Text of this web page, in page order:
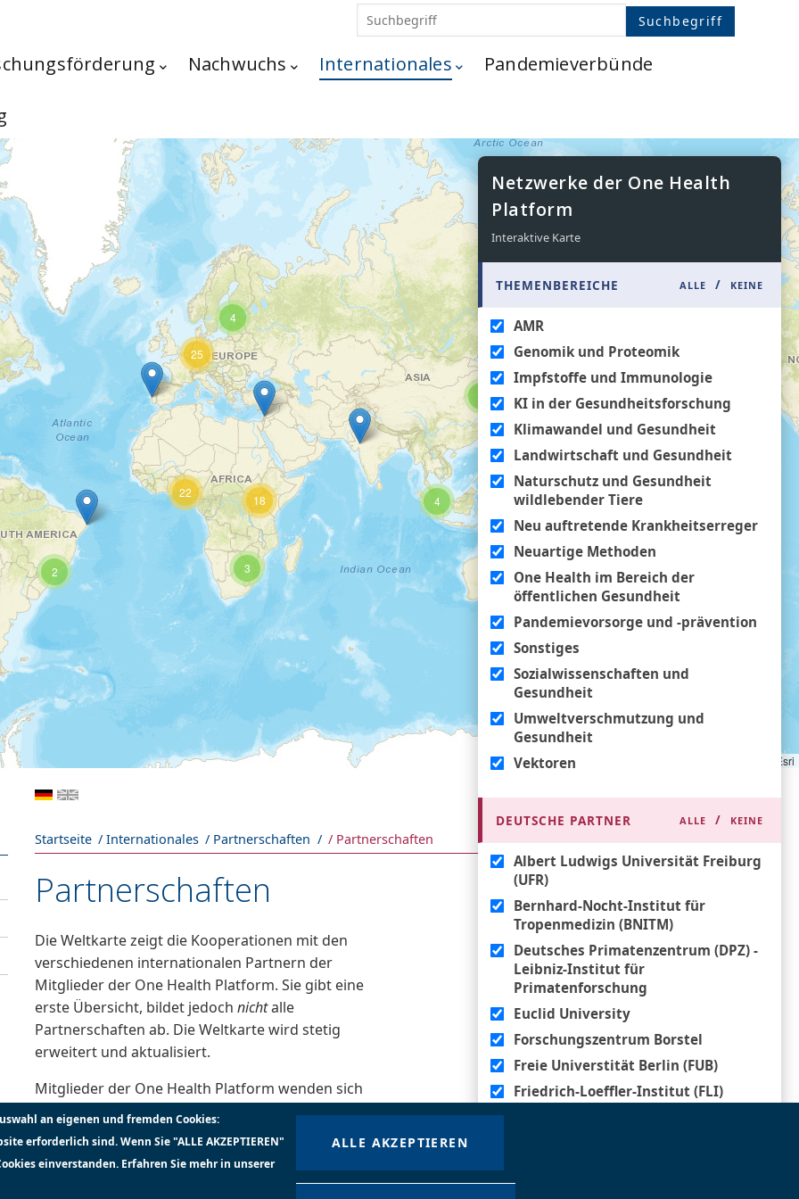
Nachwuchs Internationales Pandemieverbünde
Netzwerke der One Health
Platform
Interaktive Karte
THEMENBEREICHE ALLE / KEINE
AMR
Genomik und Proteomik
Impfstoffe und Immunologie
KI in der Gesundheitsforschung
Klimawandel und Gesundheit
Landwirtschaft und Gesundheit
Naturschutz und Gesundheit
wildlebender Tiere
Neu auftretende Krankheitserreger
Neuartige Methoden
One Health im Bereich der
öffentlichen Gesundheit
Pandemievorsorge und -prävention
Sonstiges
Sozialwissenschaften und
Gesundheit
Umweltverschmutzung und
Gesundheit
Vektoren
DEUTSCHE PARTNER ALLE / KEINE
Albert Ludwigs Universität Freiburg
(UFR)
Bernhard-Nocht-Institut für
Tropenmedizin (BNITM)
Deutsches Primatenzentrum (DPZ) -
Leibniz-Institut für
Primatenforschung
Euclid University
Forschungszentrum Borstel
Freie Universtität Berlin (FUB)
Friedrich-Loeffler-Institut (FLI)
Main
4
3
2
22
4
25
18
Tiles © Esri
Zurück
Pfadnavigation
Startseite Internationales Partnerschaften Partnerschaften
Partnerschaften
Die Weltkarte zeigt die Kooperationen mit den
verschiedenen internationalen Partnern der
Mitglieder der One Health Platform. Sie gibt eine
erste Übersicht, bildet jedoch nichtalle
Partnerschaften ab. Die Weltkarte wird stetig
erweitert und aktualisiert.
Mitglieder der One Health Platform wenden sich
bezüglich der Ergänzung Ihrer Partnerschaften
an: info@onehealthplatform.net
an eigenen und fremden Cookies:
erforderlich sind. Wenn Sie "ALLE AKZEPTIEREN"
einverstanden. Erfahren Sie mehr in unserer
ALLE AKZEPTIEREN